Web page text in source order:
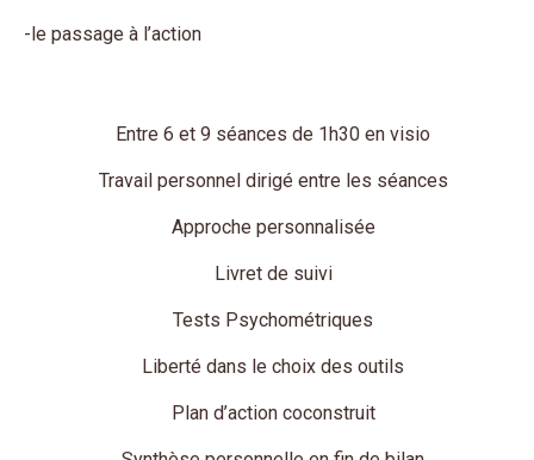
-le passage à l’action
Entre 6 et 9 séances de 1h30 en visio
Travail personnel dirigé entre les séances
Approche personnalisée
Livret de suivi
Tests Psychométriques
Liberté dans le choix des outils
Plan d’action coconstruit